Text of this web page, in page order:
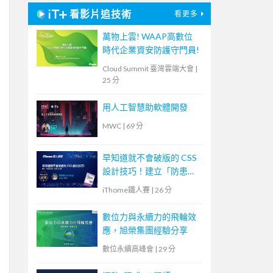
看影片追技術 看更多
萬物上雲! WAAP高數位
時代企業資安防護守門員!
Cloud Summit 臺灣雲端大會 |
25 分
用人工智慧助軟體開發
MWC | 69 分
早知道就不會破版的 CSS
設計技巧！建立「防患未
然」的匠人心態
iThome鐵人賽 | 26 分
數位力與永續力的飛輪效
應，旭榮集團經驗分享
數位永續高峰會 | 29 分